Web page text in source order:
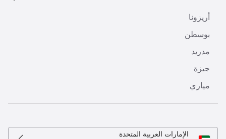
أريزونا
بوسطن
مدريد
جيزة
مياري
الإمارات العربية المتحدة